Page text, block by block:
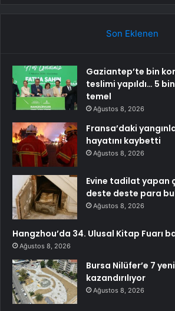
Son Eklenen
Gaziantep’te bin
teslimi yapıldı… 5
temel
Ağustos 8, 2026
Fransa’daki
hayatını kaybetti
Ağustos 8, 2026
Evine tadilat yapan
deste deste para
Ağustos 8, 2026
Hangzhou’da 34. Ulusal Kitap Fuarı
Ağustos 8, 2026
Bursa Nilüfer’e 7
kazandırılıyor
Ağustos 8, 2026